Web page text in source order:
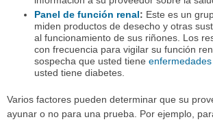
Panel de función renal: Este es un
miden productos de desecho y otras
al funcionamiento de sus riñones. Los
con frecuencia para vigilar su función
sospecha que usted tiene
usted tiene diabetes.
Varios factores pueden determinar que su
ayunar o no para una prueba. Por ejemplo,